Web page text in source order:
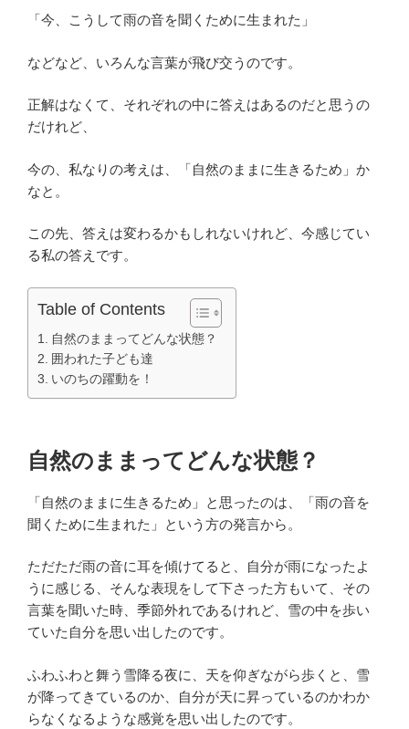
「今、こうして雨の音を聞くために生まれた」
などなど、いろんな言葉が飛び交うのです。
正解はなくて、それぞれの中に答えはあるのだと思うの
だけれど、
今の、私なりの考えは、「自然のままに生きるため」か
なと。
この先、答えは変わるかもしれないけれど、今感じてい
る私の答えです。
Table of Contents
自然のままってどんな状態？
囲われた子ども達
いのちの躍動を！
自然のままってどんな状態？
「自然のままに生きるため」と思ったのは、「雨の音を
聞くために生まれた」という方の発言から。
ただただ雨の音に耳を傾けてると、自分が雨になったよ
うに感じる、そんな表現をして下さった方もいて、その
言葉を聞いた時、季節外れであるけれど、雪の中を歩い
ていた自分を思い出したのです。
ふわふわと舞う雪降る夜に、天を仰ぎながら歩くと、雪
が降ってきているのか、自分が天に昇っているのかわか
らなくなるような感覚を思い出したのです。